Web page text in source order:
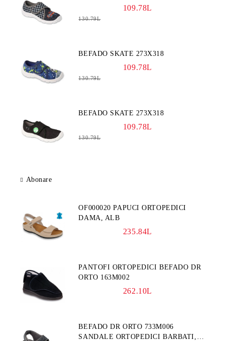
109.78L
130.79L
BEFADO SKATE 273X318
109.78L
130.79L
BEFADO SKATE 273X318
109.78L
130.79L
Abonare
OF000020 PAPUCI ORTOPEDICI
DAMA, ALB
235.84L
PANTOFI ORTOPEDICI BEFADO DR
ORTO 163M002
262.10L
BEFADO DR ORTO 733M006
SANDALE ORTOPEDICI BARBATI,